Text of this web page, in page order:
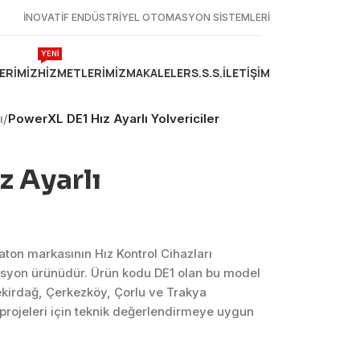
İNOVATİF ENDÜSTRİYEL OTOMASYON SİSTEMLERİ
HIZMETLERIMIZ
YENİ
MAKALELERS.S.S.İLETIŞIM
/PowerXL DE1 Hız Ayarlı Yolvericiler
Ayarlı
markasının Hız Kontrol Cihazları
ürünüdür. Ürün kodu DE1 olan bu model
Çerkezköy, Çorlu ve Trakya
için teknik değerlendirmeye uygun